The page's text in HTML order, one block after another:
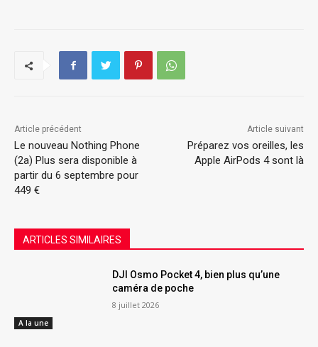
Article précédent
Le nouveau Nothing Phone
(2a) Plus sera disponible à
partir du 6 septembre pour
449 €
Article suivant
Préparez vos oreilles, les
Apple AirPods 4 sont là
ARTICLES SIMILAIRES
A la une
DJI Osmo Pocket 4, bien plus qu’une
caméra de poche
8 juillet 2026